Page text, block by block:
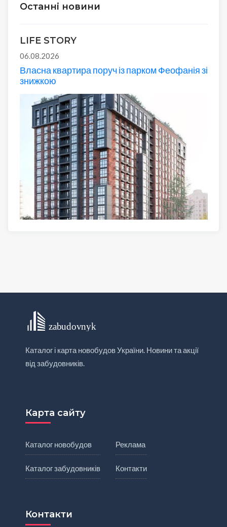
Останні новини
LIFE STORY
06.08.2026
Власна квартира поруч із парком Феофанія зі
знижкою
Каталог і карта новобудов України. Новини та акції
від забудовників.
Карта сайту
Каталог новобудов
Каталог забудовників
Реклама
Контакти
Контакти